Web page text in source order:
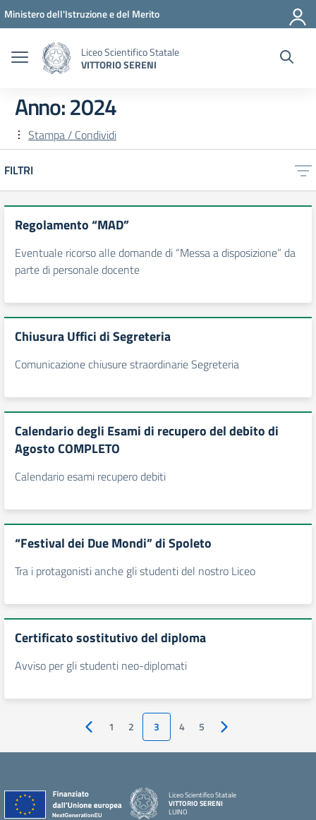
Vai ai contenuti
Vai al menu di navigazione
Vai al footer
Ministero dell'Istruzione e del Merito
Liceo Scientifico Statale
VITTORIO SERENI
Anno:2024
Stampa / Condividi
FILTRI
Regolamento “MAD”
Eventuale ricorso alle domande di “Messa a disposizione” da
parte di personale docente
Chiusura Uffici di Segreteria
Comunicazione chiusure straordinarie Segreteria
Calendario degli Esami di recupero del debito di
Agosto COMPLETO
Calendario esami recupero debiti
“Festival dei Due Mondi” di Spoleto
Tra i protagonisti anche gli studenti del nostro Liceo
Certificato sostitutivo del diploma
Avviso per gli studenti neo-diplomati
Pagina precedente
1 2 3 4 5 Pagina successiva
Liceo Scientifico Statale
VITTORIO SERENI
LUINO